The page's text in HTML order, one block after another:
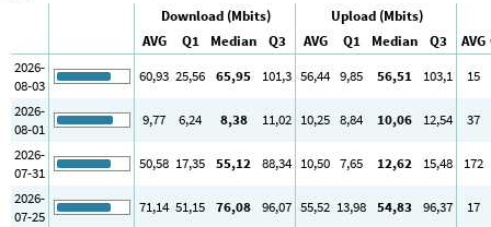
Download (Mbits)
Upload (Mbits)
AVG
Q1 Median Q3 AVG Q1 Median Q3 AVG
2026-
08-03
60,93 25,56 65,95 101,3 56,44 9,85 56,51 103,1
15
2026-
08-01
9,77 6,24 8,38 11,02 10,25 8,84 10,06 12,54
37
2026-
07-31
50,58 17,35 55,12 88,34 10,50 7,65 12,62 15,48
172
2026-
07-25
71,14 51,15 76,08 96,07 55,52 13,98 54,83 96,37
17